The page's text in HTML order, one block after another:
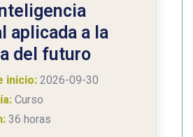
aplicada a la
del futuro
inicio: 2026-09-30
Curso
36 horas